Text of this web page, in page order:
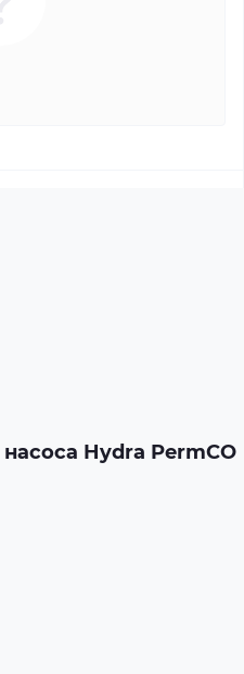
Hydra PermCO